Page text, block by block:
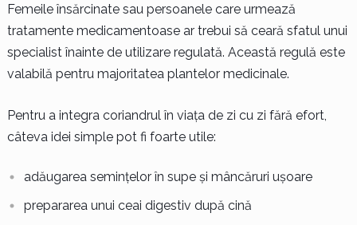
Femeile însărcinate sau persoanele care urmează
tratamente medicamentoase ar trebui să ceară sfatul unui
specialist înainte de utilizare regulată. Această regulă este
valabilă pentru majoritatea plantelor medicinale.
Pentru a integra coriandrul în viața de zi cu zi fără efort,
câteva idei simple pot fi foarte utile:
adăugarea semințelor în supe și mâncăruri ușoare
prepararea unui ceai digestiv după cină